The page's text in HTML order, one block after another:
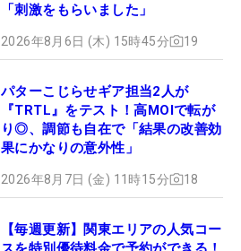
「刺激をもらいました」
2026年8月6日 (木) 15時45分 19
パターこじらせギア担当2人が
『TRTL』をテスト！高MOIで転が
り◎、調節も自在で「結果の改善効
果にかなりの意外性」
2026年8月7日 (金) 11時15分 18
【毎週更新】関東エリアの人気コー